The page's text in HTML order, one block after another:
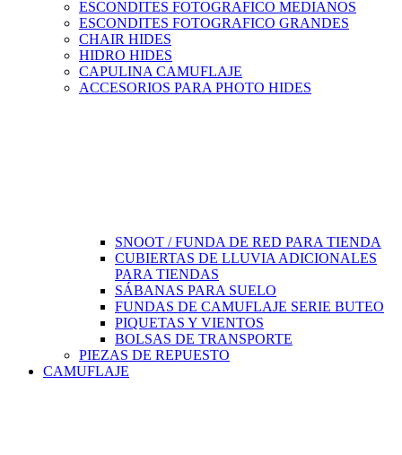
ESCONDITES FOTOGRAFICO MEDIANOS
ESCONDITES FOTOGRAFICO GRANDES
CHAIR HIDES
HIDRO HIDES
CAPULINA CAMUFLAJE
ACCESORIOS PARA PHOTO HIDES
SNOOT / FUNDA DE RED PARA TIENDA
CUBIERTAS DE LLUVIA ADICIONALES
PARA TIENDAS
SÁBANAS PARA SUELO
FUNDAS DE CAMUFLAJE SERIE BUTEO
PIQUETAS Y VIENTOS
BOLSAS DE TRANSPORTE
PIEZAS DE REPUESTO
CAMUFLAJE